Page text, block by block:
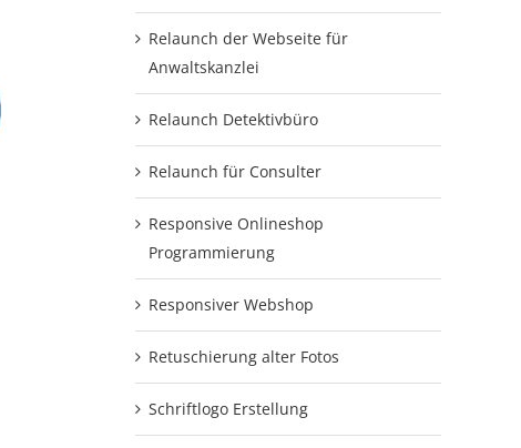
Relaunch der Webseite für
Anwaltskanzlei
Relaunch Detektivbüro
Relaunch für Consulter
Responsive Onlineshop
Programmierung
Responsiver Webshop
Retuschierung alter Fotos
Schriftlogo Erstellung